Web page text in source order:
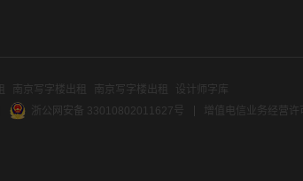
南京写字楼出租 南京写字楼出租
设计师字库
浙公网安备 33010802011627号 增值电信业务经营